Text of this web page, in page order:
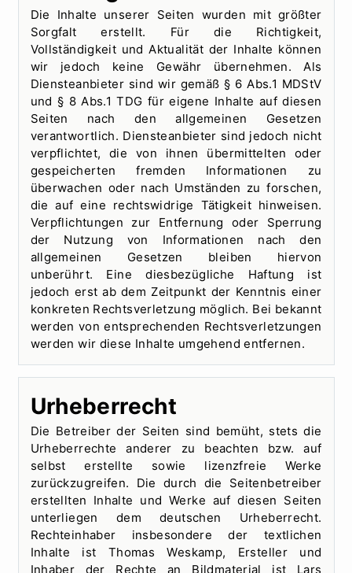
Die Inhalte unserer Seiten wurden mit größter
Sorgfalt erstellt. Für die Richtigkeit,
Vollständigkeit und Aktualität der Inhalte können
wir jedoch keine Gewähr übernehmen. Als
Diensteanbieter sind wir gemäß § 6 Abs.1 MDStV
und § 8 Abs.1 TDG für eigene Inhalte auf diesen
Seiten nach den allgemeinen Gesetzen
verantwortlich. Diensteanbieter sind jedoch nicht
verpflichtet, die von ihnen übermittelten oder
gespeicherten fremden Informationen zu
überwachen oder nach Umständen zu forschen,
die auf eine rechtswidrige Tätigkeit hinweisen.
Verpflichtungen zur Entfernung oder Sperrung
der Nutzung von Informationen nach den
allgemeinen Gesetzen bleiben hiervon
unberührt. Eine diesbezügliche Haftung ist
jedoch erst ab dem Zeitpunkt der Kenntnis einer
konkreten Rechtsverletzung möglich. Bei bekannt
werden von entsprechenden Rechtsverletzungen
werden wir diese Inhalte umgehend entfernen.
Urheberrecht
Die Betreiber der Seiten sind bemüht, stets die
Urheberrechte anderer zu beachten bzw. auf
selbst erstellte sowie lizenzfreie Werke
zurückzugreifen. Die durch die Seitenbetreiber
erstellten Inhalte und Werke auf diesen Seiten
unterliegen dem deutschen Urheberrecht.
Rechteinhaber insbesondere der textlichen
Inhalte ist Thomas Weskamp, Ersteller und
Inhaber der Rechte an Bildmaterial ist Lars